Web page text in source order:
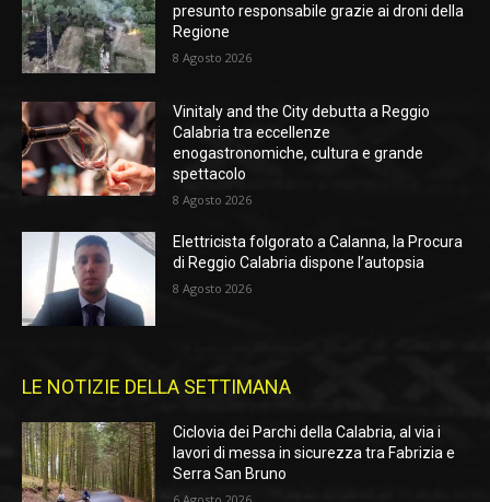
presunto responsabile grazie ai droni della
Regione
8 Agosto 2026
Vinitaly and the City debutta a Reggio
Calabria tra eccellenze
enogastronomiche, cultura e grande
spettacolo
8 Agosto 2026
Elettricista folgorato a Calanna, la Procura
di Reggio Calabria dispone l’autopsia
8 Agosto 2026
LE NOTIZIE DELLA SETTIMANA
Ciclovia dei Parchi della Calabria, al via i
lavori di messa in sicurezza tra Fabrizia e
Serra San Bruno